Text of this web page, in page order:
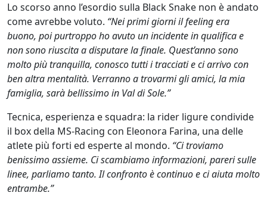
Lo scorso anno l’esordio sulla Black Snake non è andato
come avrebbe voluto. “Nei primi giorni il feeling era
buono, poi purtroppo ho avuto un incidente in qualifica e
non sono riuscita a disputare la finale. Quest’anno sono
molto più tranquilla, conosco tutti i tracciati e ci arrivo con
ben altra mentalità. Verranno a trovarmi gli amici, la mia
famiglia, sarà bellissimo in Val di Sole.”
Tecnica, esperienza e squadra: la rider ligure condivide
il box della MS-Racing con Eleonora Farina, una delle
atlete più forti ed esperte al mondo. “Ci troviamo
benissimo assieme. Ci scambiamo informazioni, pareri sulle
linee, parliamo tanto. Il confronto è continuo e ci aiuta molto
entrambe.”